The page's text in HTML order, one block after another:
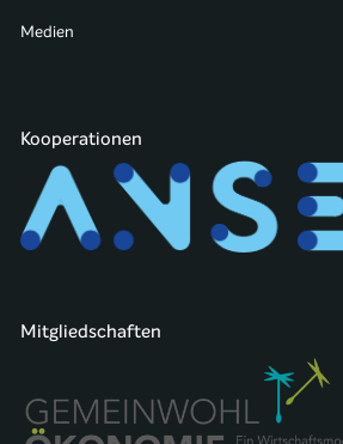
Medien
Kooperationen
Mitgliedschaften